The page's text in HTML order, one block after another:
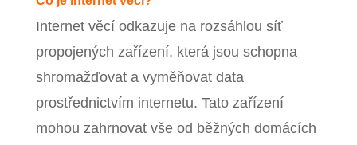
Internet věcí odkazuje na rozsáhlou síť
propojených zařízení, která jsou schopna
shromažďovat a vyměňovat data
prostřednictvím internetu. Tato zařízení
mohou zahrnovat vše od běžných domácích